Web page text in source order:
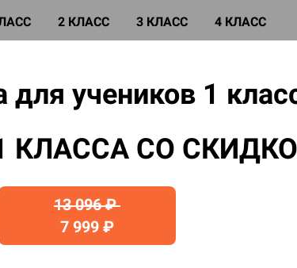
2 КЛАСС 3 КЛАСС 4 КЛАСС
учеников 1
КЛАССА СО
13 096 ₽
7 999 ₽